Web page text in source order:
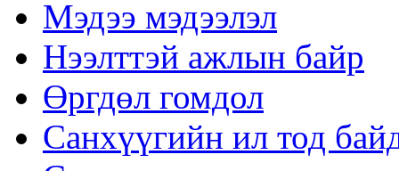
Мэдээ мэдээлэл
Нээлттэй ажлын байр
Өргдөл гомдол
Санхүүгийн ил тод